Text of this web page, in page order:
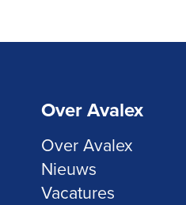
Over Avalex
Over Avalex
Nieuws
Vacatures